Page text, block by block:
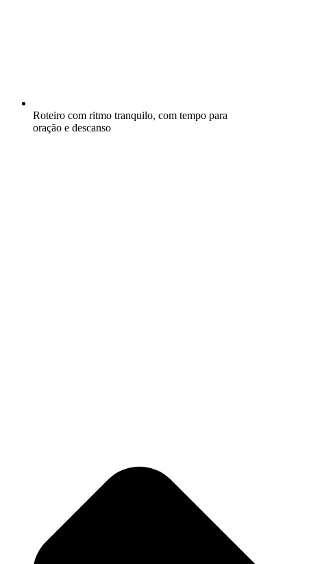
Roteiro com ritmo tranquilo, com tempo para
oração e descanso